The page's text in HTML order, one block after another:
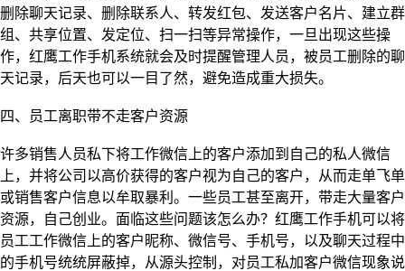
删除聊天记录、删除联系人、转发红包、发送客户名片、建立群
组、共享位置、发定位、扫一扫等异常操作，一旦出现这些操
作，红鹰工作手机系统就会及时提醒管理人员，被员工删除的聊
天记录，后天也可以一目了然，避免造成重大损失。
四、员工离职带不走客户资源
许多销售人员私下将工作微信上的客户添加到自己的私人微信
上，并将公司以高价获得的客户视为自己的客户，从而走单飞单
或销售客户信息以牟取暴利。一些员工甚至离开，带走大量客户
资源，自己创业。面临这些问题该怎么办？红鹰工作手机可以将
员工工作微信上的客户昵称、微信号、手机号，以及聊天过程中
的手机号统统屏蔽掉，从源头控制，对员工私加客户微信现象说